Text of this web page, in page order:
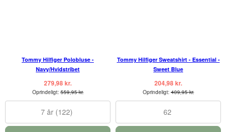
Tommy Hilfiger Polobluse -
Navy/Hvidstribet
279,98 kr.
Oprindeligt:559,95 kr.
7 år (122)
Tommy Hilfiger Sweatshirt - Essential -
Sweet Blue
204,98 kr.
Oprindeligt:409,95 kr.
62